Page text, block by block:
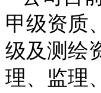
甲级资质
级及测绘
理、监理